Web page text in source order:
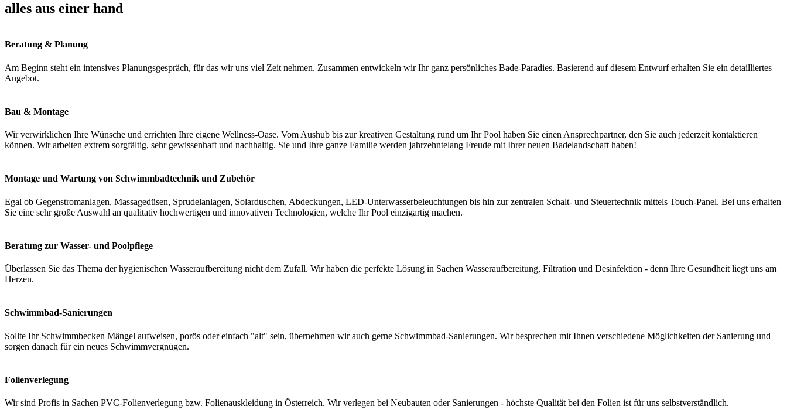
alles aus einer hand
Beratung & Planung
Am Beginn steht ein intensives Planungsgespräch, für das wir uns viel Zeit nehmen. Zusammen entwickeln wir Ihr ganz persönliches Bade-Paradies. Basierend auf diesem Entwurf erhalten Sie ein detailliertes
Angebot.
Bau & Montage
Wir verwirklichen Ihre Wünsche und errichten Ihre eigene Wellness-Oase. Vom Aushub bis zur kreativen Gestaltung rund um Ihr Pool haben Sie einen Ansprechpartner, den Sie auch jederzeit kontaktieren
können. Wir arbeiten extrem sorgfältig, sehr gewissenhaft und nachhaltig. Sie und Ihre ganze Familie werden jahrzehntelang Freude mit Ihrer neuen Badelandschaft haben!
Montage und Wartung von Schwimmbadtechnik und Zubehör
Egal ob Gegenstromanlagen, Massagedüsen, Sprudelanlagen, Solarduschen, Abdeckungen, LED-Unterwasserbeleuchtungen bis hin zur zentralen Schalt- und Steuertechnik mittels Touch-Panel. Bei uns erhalten
Sie eine sehr große Auswahl an qualitativ hochwertigen und innovativen Technologien, welche Ihr Pool einzigartig machen.
Beratung zur Wasser- und Poolpflege
Überlassen Sie das Thema der hygienischen Wasseraufbereitung nicht dem Zufall. Wir haben die perfekte Lösung in Sachen Wasseraufbereitung, Filtration und Desinfektion - denn Ihre Gesundheit liegt uns am
Herzen.
Schwimmbad-Sanierungen
Sollte Ihr Schwimmbecken Mängel aufweisen, porös oder einfach "alt" sein, übernehmen wir auch gerne Schwimmbad-Sanierungen. Wir besprechen mit Ihnen verschiedene Möglichkeiten der Sanierung und
sorgen danach für ein neues Schwimmvergnügen.
Folienverlegung
Wir sind Profis in Sachen PVC-Folienverlegung bzw. Folienauskleidung in Österreich. Wir verlegen bei Neubauten oder Sanierungen - höchste Qualität bei den Folien ist für uns selbstverständlich.